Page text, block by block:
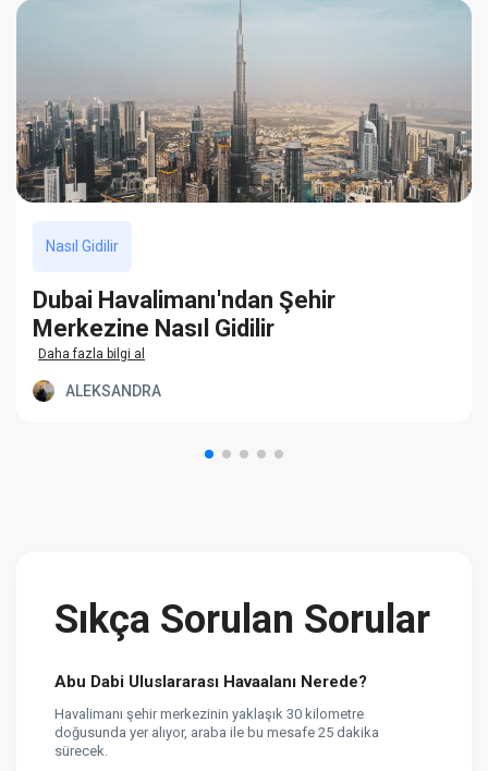
Nasıl Gidilir
Dubai Havalimanı'ndan Şehir
Merkezine Nasıl Gidilir
Daha fazla bilgi al
ALEKSANDRA
Sıkça Sorulan Sorular
Abu Dabi Uluslararası Havaalanı Nerede?
Havalimanı şehir merkezinin yaklaşık 30 kilometre
doğusunda yer alıyor, araba ile bu mesafe 25 dakika
sürecek.